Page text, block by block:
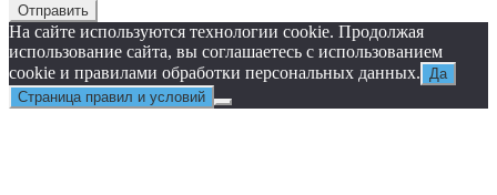
Отправить
На сайте используются технологии cookie. Продолжая
использование сайта, вы соглашаетесь с использованием
cookie и правилами обработки персональных данных. Да
Страница правил и условий